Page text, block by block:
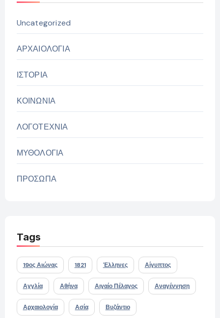
Uncategorized
ΑΡΧΑΙΟΛΟΓΙΑ
ΙΣΤΟΡΙΑ
ΚΟΙΝΩΝΙΑ
ΛΟΓΟΤΕΧΝΙΑ
ΜΥΘΟΛΟΓΙΑ
ΠΡΟΣΩΠΑ
Tags
19ος Αιώνας 1821 Έλληνες Αίγυπτος
Αγγλία Αθήνα Αιγαίο Πέλαγος Αναγέννηση
Αρχαιολογία Ασία Βυζάντιο